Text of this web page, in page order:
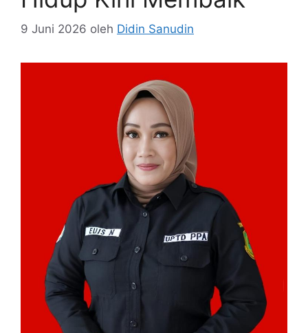
9 Juni 2026 oleh Didin Sanudin